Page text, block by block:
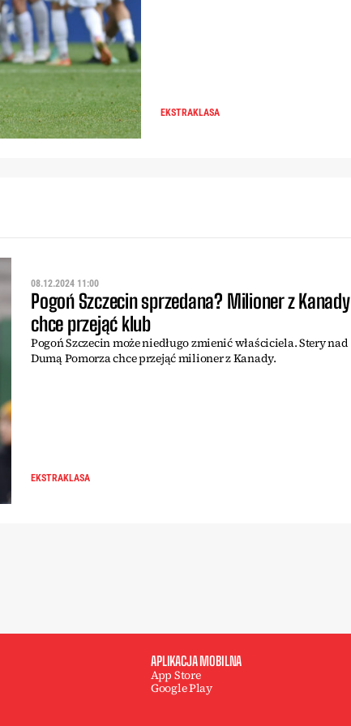
EKSTRAKLASA
08.12.2024 11:00
Pogoń Szczecin sprzedana? Milioner z Kanady
chce przejąć klub
Pogoń Szczecin może niedługo zmienić właściciela. Stery nad
Dumą Pomorza chce przejąć milioner z Kanady.
EKSTRAKLASA
APLIKACJA MOBILNA
App Store
Google Play